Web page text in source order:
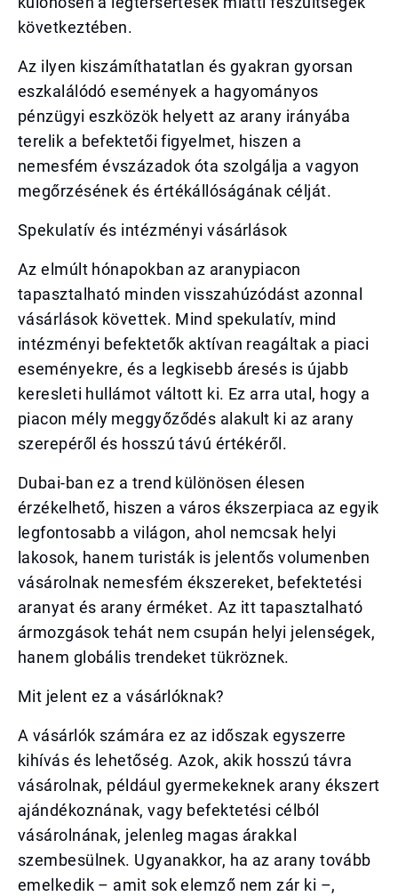
következtében.
Az ilyen kiszámíthatatlan és gyakran gyorsan
eszkalálódó események a hagyományos
pénzügyi eszközök helyett az arany irányába
terelik a befektetői figyelmet, hiszen a
nemesfém évszázadok óta szolgálja a vagyon
megőrzésének és értékállóságának célját.
Spekulatív és intézményi vásárlások
Az elmúlt hónapokban az aranypiacon
tapasztalható minden visszahúzódást azonnal
vásárlások követtek. Mind spekulatív, mind
intézményi befektetők aktívan reagáltak a piaci
eseményekre, és a legkisebb áresés is újabb
keresleti hullámot váltott ki. Ez arra utal, hogy a
piacon mély meggyőződés alakult ki az arany
szerepéről és hosszú távú értékéről.
Dubai-ban ez a trend különösen élesen
érzékelhető, hiszen a város ékszerpiaca az egyik
legfontosabb a világon, ahol nemcsak helyi
lakosok, hanem turisták is jelentős volumenben
vásárolnak nemesfém ékszereket, befektetési
aranyat és arany érméket. Az itt tapasztalható
ármozgások tehát nem csupán helyi jelenségek,
hanem globális trendeket tükröznek.
Mit jelent ez a vásárlóknak?
A vásárlók számára ez az időszak egyszerre
kihívás és lehetőség. Azok, akik hosszú távra
vásárolnak, például gyermekeknek arany ékszert
ajándékoznának, vagy befektetési célból
vásárolnának, jelenleg magas árakkal
szembesülnek. Ugyanakkor, ha az arany tovább
emelkedik – amit sok elemző nem zár ki –,